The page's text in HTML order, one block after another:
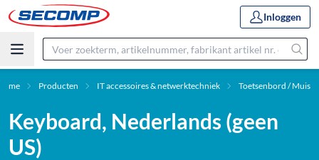
Inloggen
Producten IT accessoires & netwerktechniek Toetsenbord / Muis
Keyboard, Nederlands (geen
US)